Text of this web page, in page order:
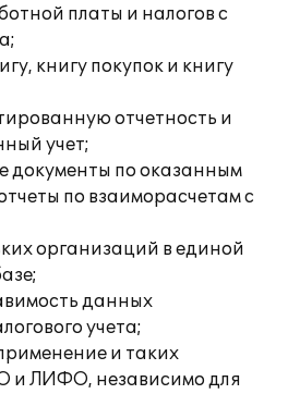
платы и налогов с
книгу покупок и книгу
отчетность и
учет;
документы по оказанным
по взаиморасчетам с
организаций в единой
данных
учета;
и таких
и ЛИФО, независимо для